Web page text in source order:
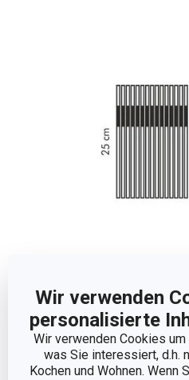
Wir verwenden
personalisierte
Wir verwenden Cookies
was Sie interessiert, d.h.
Kochen und Wohnen. Wenn
Abmessungen
PRODUKTLÄNGE (CM)